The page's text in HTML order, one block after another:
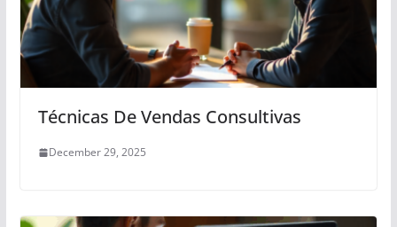
Técnicas De Vendas Consultivas
December 29, 2025